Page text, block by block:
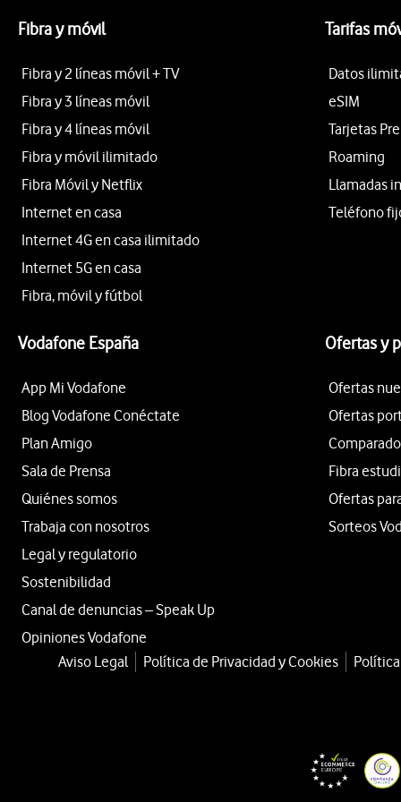
Fibra y móvil
Fibra y 2 líneas móvil + TV
Fibra y 3 líneas móvil
Fibra y 4 líneas móvil
Fibra y móvil ilimitado
Fibra Móvil y Netflix
Internet en casa
Internet 4G en casa ilimitado
Internet 5G en casa
Fibra, móvil y fútbol
Tarifas
Datos
eSIM
Tarjetas
Roaming
Llamadas
Teléfono
Vodafone España
App Mi Vodafone
Blog Vodafone Conéctate
Plan Amigo
Sala de Prensa
Quiénes somos
Trabaja con nosotros
Legal y regulatorio
Sostenibilidad
Canal de denuncias – Speak Up
Opiniones Vodafone
Ofertas y
Ofertas
Ofertas
Fibra
Ofertas
Sorteos
Aviso Legal Política de Privacidad y Cookies